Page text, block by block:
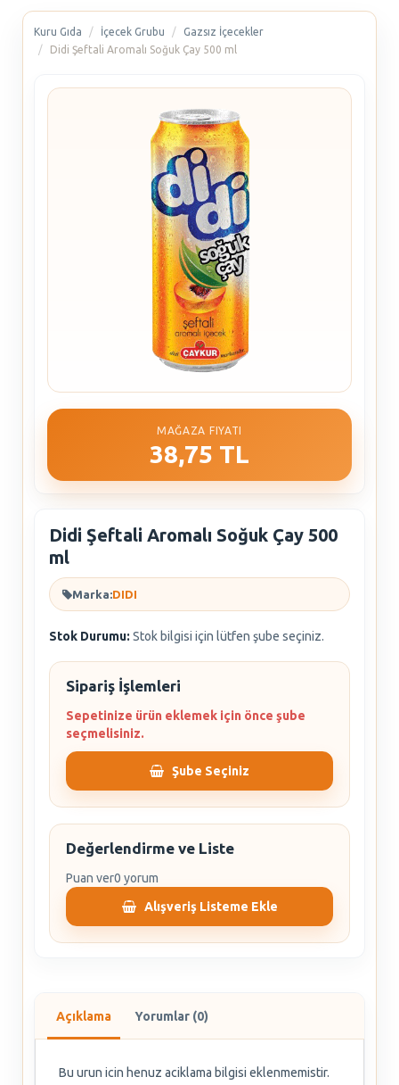
Kuru Gıda İçecek Grubu
Gazsız İçecekler
Didi Şeftali Aromalı Soğuk Çay 500 ml
MAĞAZA FIYATI
38,75 TL
Didi Şeftali Aromalı Soğuk Çay 500
ml
Marka:DIDI
Stok Durumu: Stok bilgisi için lütfen şube seçiniz.
Sipariş İşlemleri
Sepetinize ürün eklemek için önce şube
seçmelisiniz.
Şube Seçiniz
Değerlendirme ve Liste
Puan ver0 yorum
Alışveriş Listeme Ekle
Açıklama Yorumlar (0)
Bu urun icin henuz aciklama bilgisi eklenmemistir.